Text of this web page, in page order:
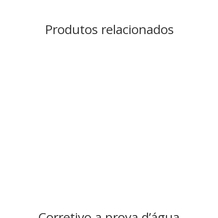
Produtos relacionados